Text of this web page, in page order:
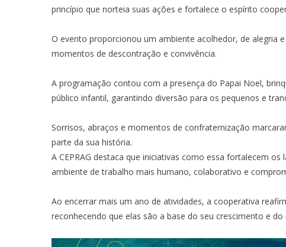
princípio que norteia suas ações e fortalece o espírito
O evento proporcionou um ambiente acolhedor, de alegria
momentos de descontração e convivência.
A programação contou com a presença do Papai Noel,
público infantil, garantindo diversão para os pequenos e
Sorrisos, abraços e momentos de confraternização
parte da sua história.
A CEPRAG destaca que iniciativas como essa fortalecem
ambiente de trabalho mais humano, colaborativo e
Ao encerrar mais um ano de atividades, a cooperativa
reconhecendo que elas são a base do seu crescimento e